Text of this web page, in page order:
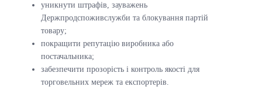
уникнути штрафів, зауважень
Держпродспоживслужби та блокування партій
товару;
покращити репутацію виробника або
постачальника;
забезпечити прозорість і контроль якості для
торговельних мереж та експортерів.